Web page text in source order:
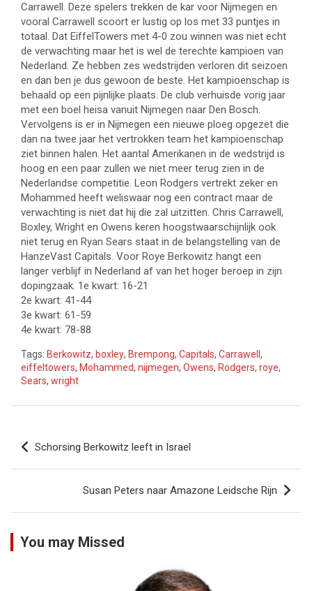
Carrawell. Deze spelers trekken de kar voor Nijmegen en
vooral Carrawell scoort er lustig op los met 33 puntjes in
totaal. Dat EiffelTowers met 4-0 zou winnen was niet echt
de verwachting maar het is wel de terechte kampioen van
Nederland. Ze hebben zes wedstrijden verloren dit seizoen
en dan ben je dus gewoon de beste. Het kampioenschap is
behaald op een pijnlijke plaats. De club verhuisde vorig jaar
met een boel heisa vanuit Nijmegen naar Den Bosch.
Vervolgens is er in Nijmegen een nieuwe ploeg opgezet die
dan na twee jaar het vertrokken team het kampioenschap
ziet binnen halen. Het aantal Amerikanen in de wedstrijd is
hoog en een paar zullen we niet meer terug zien in de
Nederlandse competitie. Leon Rodgers vertrekt zeker en
Mohammed heeft weliswaar nog een contract maar de
verwachting is niet dat hij die zal uitzitten. Chris Carrawell,
Boxley, Wright en Owens keren hoogstwaarschijnlijk ook
niet terug en Ryan Sears staat in de belangstelling van de
HanzeVast Capitals. Voor Roye Berkowitz hangt een
langer verblijf in Nederland af van het hoger beroep in zijn
dopingzaak. 1e kwart: 16-21
2e kwart: 41-44
3e kwart: 61-59
4e kwart: 78-88
Tags: Berkowitz, boxley, Brempong, Capitals, Carrawell ,
eiffeltowers, Mohammed, nijmegen, Owens, Rodgers, roye,
Sears, wright
Bericht
navigatie
Schorsing Berkowitz leeft in Israel
Susan Peters naar Amazone Leidsche Rijn
You may Missed